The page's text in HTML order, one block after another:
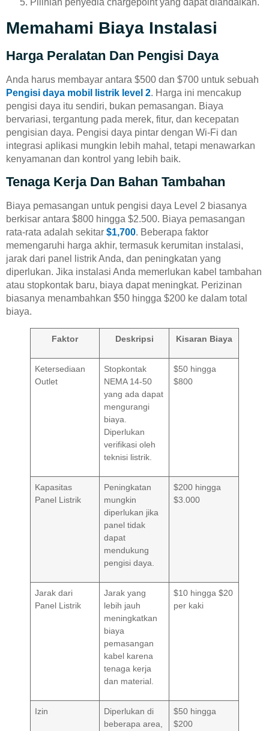
Pilihlah penyedia chargepoint yang dapat diandalkan.
Memahami Biaya Instalasi
Harga Peralatan Dan Pengisi Daya
Anda harus membayar antara $500 dan $700 untuk sebuah
Pengisi daya mobil listrik level 2. Harga ini mencakup
pengisi daya itu sendiri, bukan pemasangan. Biaya
bervariasi, tergantung pada merek, fitur, dan kecepatan
pengisian daya. Pengisi daya pintar dengan Wi-Fi dan
integrasi aplikasi mungkin lebih mahal, tetapi menawarkan
kenyamanan dan kontrol yang lebih baik.
Tenaga Kerja Dan Bahan Tambahan
Biaya pemasangan untuk pengisi daya Level 2 biasanya
berkisar antara $800 hingga $2.500. Biaya pemasangan
rata-rata adalah sekitar $1,700. Beberapa faktor
memengaruhi harga akhir, termasuk kerumitan instalasi,
jarak dari panel listrik Anda, dan peningkatan yang
diperlukan. Jika instalasi Anda memerlukan kabel tambahan
atau stopkontak baru, biaya dapat meningkat. Perizinan
biasanya menambahkan $50 hingga $200 ke dalam total
biaya.
Faktor Deskripsi Kisaran Biaya
Ketersediaan
Outlet
Stopkontak
NEMA 14-50
yang ada dapat
mengurangi
biaya.
Diperlukan
verifikasi oleh
teknisi listrik.
$50 hingga
$800
Kapasitas
Panel Listrik
Peningkatan
mungkin
diperlukan jika
panel tidak
dapat
mendukung
pengisi daya.
$200 hingga
$3.000
Jarak dari
Panel Listrik
Jarak yang
lebih jauh
meningkatkan
biaya
pemasangan
kabel karena
tenaga kerja
dan material.
$10 hingga $20
per kaki
Izin
Diperlukan di
beberapa area,
$50 hingga
$200